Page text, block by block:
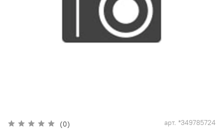
(0) арт. *349785724